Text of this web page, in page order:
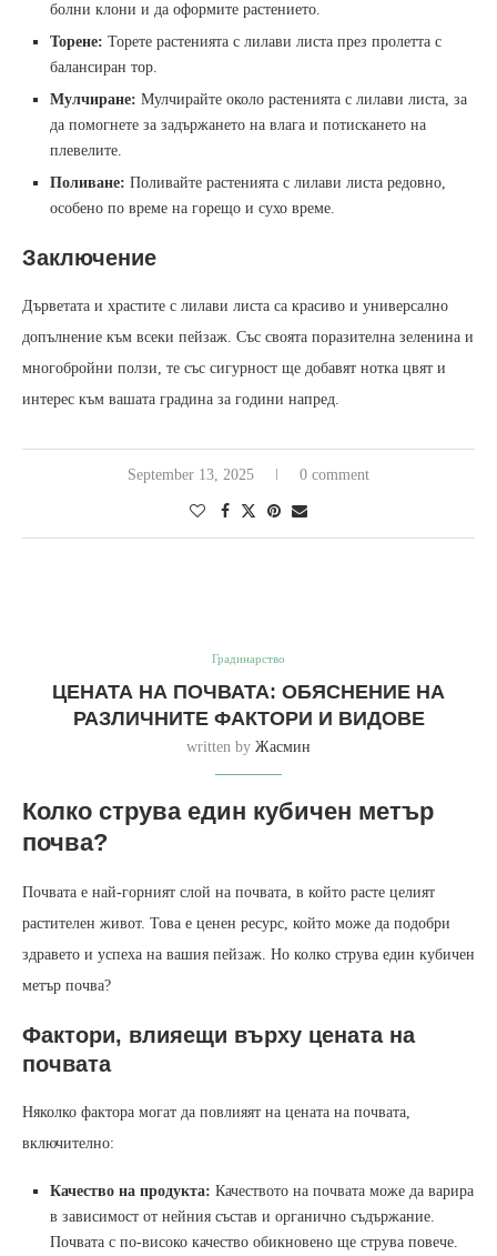
болни клони и да оформите растението.
Торене: Торете растенията с лилави листа през пролетта с
балансиран тор.
Мулчиране: Мулчирайте около растенията с лилави листа, за
да помогнете за задържането на влага и потискането на
плевелите.
Поливане: Поливайте растенията с лилави листа редовно,
особено по време на горещо и сухо време.
Заключение
Дърветата и храстите с лилави листа са красиво и универсално
допълнение към всеки пейзаж. Със своята поразителна зеленина и
многобройни ползи, те със сигурност ще добавят нотка цвят и
интерес към вашата градина за години напред.
September 13, 2025 0 comment
Градинарство
ЦЕНАТА НА ПОЧВАТА: ОБЯСНЕНИЕ НА
РАЗЛИЧНИТЕ ФАКТОРИ И ВИДОВЕ
written by Жасмин
Колко струва един кубичен метър
почва?
Почвата е най-горният слой на почвата, в който расте целият
растителен живот. Това е ценен ресурс, който може да подобри
здравето и успеха на вашия пейзаж. Но колко струва един кубичен
метър почва?
Фактори, влияещи върху цената на
почвата
Няколко фактора могат да повлияят на цената на почвата,
включително:
Качество на продукта: Качеството на почвата може да варира
в зависимост от нейния състав и органично съдържание.
Почвата с по-високо качество обикновено ще струва повече.